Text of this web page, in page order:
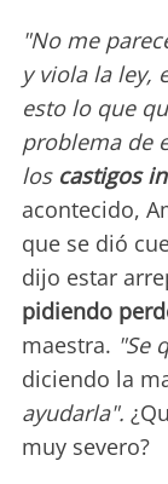
"No me
y viola la ley,
esto lo que
problema de
loscastigos
acontecido,
que se dió
dijo estar
pidiendo
maestra. "Se
diciendo la
ayudarla".
muy severo?